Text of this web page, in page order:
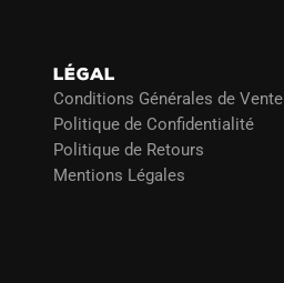
LÉGAL
Conditions Générales de Vente
Politique de Confidentialité
Politique de Retours
Mentions Légales